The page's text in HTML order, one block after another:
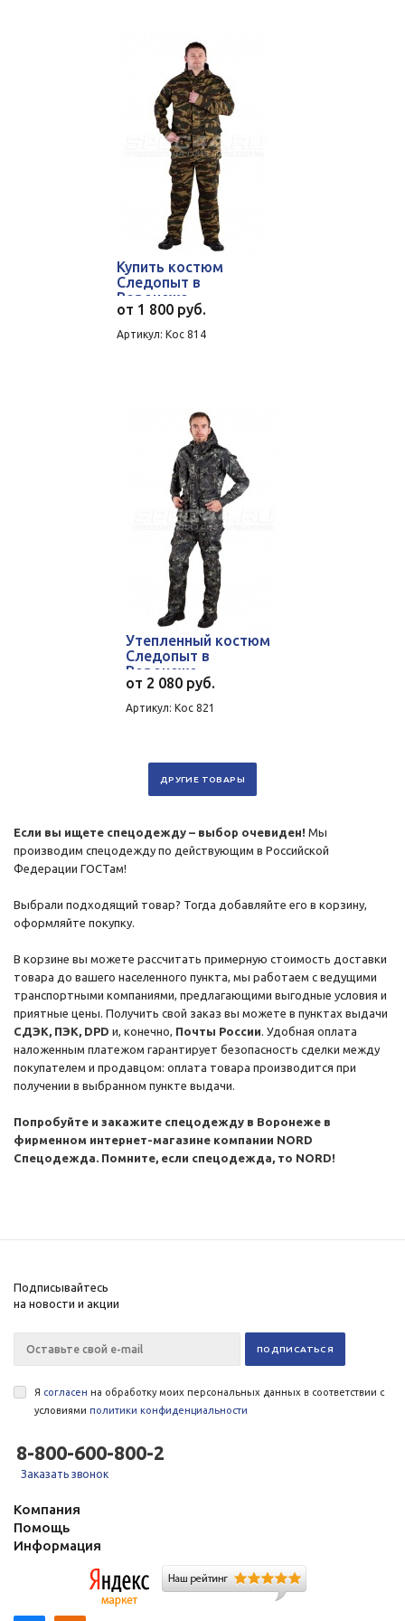
Купить костюм
Следопыт в
Воронеже
от 1 800 руб.
Артикул: Кос 814
Утепленный костюм
Следопыт в
Воронеже
от 2 080 руб.
Артикул: Кос 821
Если вы ищете спецодежду – выбор очевиден! Мы
производим спецодежду по действующим в Российской
Федерации ГОСТам!
Выбрали подходящий товар? Тогда добавляйте его в корзину,
оформляйте покупку.
В корзине вы можете рассчитать примерную стоимость доставки
товара до вашего населенного пункта, мы работаем с ведущими
транспортными компаниями, предлагающими выгодные условия и
приятные цены. Получить свой заказ вы можете в пунктах выдачи
СДЭК, ПЭК, DPD и, конечно, Почты России. Удобная оплата
наложенным платежом гарантирует безопасность сделки между
покупателем и продавцом: оплата товара производится при
получении в выбранном пункте выдачи.
Попробуйте и закажите спецодежду в Воронеже в
фирменном интернет-магазине компании NORD
Спецодежда. Помните, если спецодежда, то NORD!
Подписывайтесь
на новости и акции
Я согласен на обработку моих персональных данных в соответствии с
условиями политики конфиденциальности
8-800-600-800-2
Заказать звонок
Компания
Помощь
Информация